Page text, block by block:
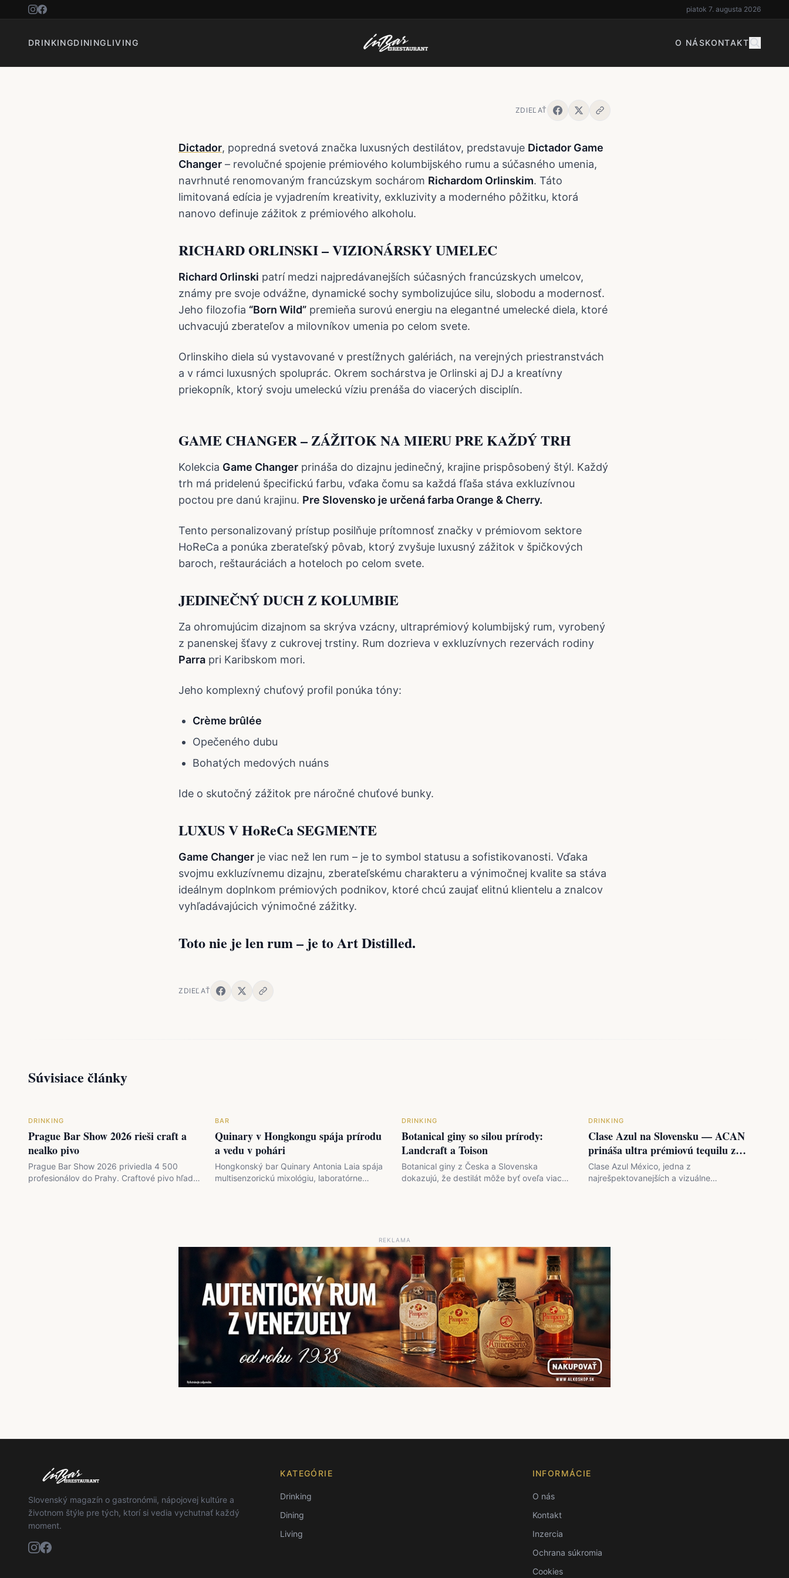
piatok 7. augusta 2026
DRINKINGDININGLIVING O NÁSKONTAKT
DICTADOR GAME CHANGER – MENÍ
PRAVIDLÁ HRY
ZDIEĽAŤ
Dictador, popredná svetová značka luxusných destilátov, predstavuje Dictador Game
Changer – revolučné spojenie prémiového kolumbijského rumu a súčasného umenia,
navrhnuté renomovaným francúzskym sochárom Richardom Orlinskim. Táto
limitovaná edícia je vyjadrením kreativity, exkluzivity a moderného pôžitku, ktorá
nanovo definuje zážitok z prémiového alkoholu.
RICHARD ORLINSKI – VIZIONÁRSKY UMELEC
Richard Orlinski patrí medzi najpredávanejších súčasných francúzskych umelcov,
známy pre svoje odvážne, dynamické sochy symbolizujúce silu, slobodu a modernosť.
Jeho filozofia “Born Wild” premieňa surovú energiu na elegantné umelecké diela, ktoré
uchvacujú zberateľov a milovníkov umenia po celom svete.
Orlinskiho diela sú vystavované v prestížnych galériách, na verejných priestranstvách
a v rámci luxusných spoluprác. Okrem sochárstva je Orlinski aj DJ a kreatívny
priekopník, ktorý svoju umeleckú víziu prenáša do viacerých disciplín.
GAME CHANGER – ZÁŽITOK NA MIERU PRE KAŽDÝ TRH
Kolekcia Game Changer prináša do dizajnu jedinečný, krajine prispôsobený štýl. Každý
trh má pridelenú špecifickú farbu, vďaka čomu sa každá fľaša stáva exkluzívnou
poctou pre danú krajinu. Pre Slovensko je určená farba Orange & Cherry.
Tento personalizovaný prístup posilňuje prítomnosť značky v prémiovom sektore
HoReCa a ponúka zberateľský pôvab, ktorý zvyšuje luxusný zážitok v špičkových
baroch, reštauráciách a hoteloch po celom svete.
JEDINEČNÝ DUCH Z KOLUMBIE
Za ohromujúcim dizajnom sa skrýva vzácny, ultraprémiový kolumbijský rum, vyrobený
z panenskej šťavy z cukrovej trstiny. Rum dozrieva v exkluzívnych rezervách rodiny
Parra pri Karibskom mori.
Jeho komplexný chuťový profil ponúka tóny:
Crème brûlée
Opečeného dubu
Bohatých medových nuáns
Ide o skutočný zážitok pre náročné chuťové bunky.
LUXUS V HoReCa SEGMENTE
Game Changer je viac než len rum – je to symbol statusu a sofistikovanosti. Vďaka
svojmu exkluzívnemu dizajnu, zberateľskému charakteru a výnimočnej kvalite sa stáva
ideálnym doplnkom prémiových podnikov, ktoré chcú zaujať elitnú klientelu a znalcov
vyhľadávajúcich výnimočné zážitky.
Toto nie je len rum – je to Art Distilled.
ZDIEĽAŤ
Súvisiace články
DRINKING
Prague Bar Show 2026 rieši craft a
nealko pivo
Prague Bar Show 2026 priviedla 4 500
profesionálov do Prahy. Craftové pivo hľadá
BAR
Quinary v Hongkongu spája prírodu
a vedu v pohári
Hongkonský bar Quinary Antonia Laia spája
multisenzorickú mixológiu, laboratórne
DRINKING
Botanical giny so silou prírody:
Landcraft a Toison
Botanical giny z Česka a Slovenska
dokazujú, že destilát môže byť oveľa viac
DRINKING
Clase Azul na Slovensku — ACAN
prináša ultra prémiovú tequilu z
Jalisco
Clase Azul México, jedna z
najrešpektovanejších a vizuálne
REKLAMA
Slovenský magazín o gastronómii, nápojovej kultúre a
životnom štýle pre tých, ktorí si vedia vychutnať každý
moment.
KATEGÓRIE
Drinking
Dining
Living
INFORMÁCIE
O nás
Kontakt
Inzercia
Ochrana súkromia
Cookies